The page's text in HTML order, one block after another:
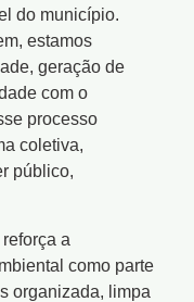
do município.
estamos
geração de
com o
processo
coletiva,
público,
a
como parte
organizada, limpa